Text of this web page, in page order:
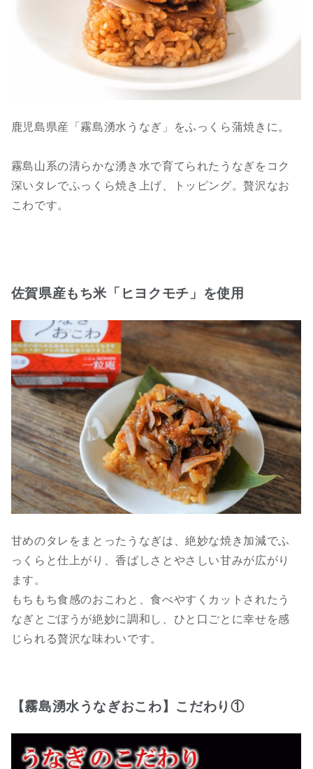
鹿児島県産「霧島湧水うなぎ」をふっくら蒲焼きに。
霧島山系の清らかな湧き水で育てられたうなぎをコク
深いタレでふっくら焼き上げ、トッピング。贅沢なお
こわです。
佐賀県産もち米「ヒヨクモチ」を使用
甘めのタレをまとったうなぎは、絶妙な焼き加減でふ
っくらと仕上がり、香ばしさとやさしい甘みが広がり
ます。
もちもち食感のおこわと、食べやすくカットされたう
なぎとごぼうが絶妙に調和し、ひと口ごとに幸せを感
じられる贅沢な味わいです。
【霧島湧水うなぎおこわ】こだわり①